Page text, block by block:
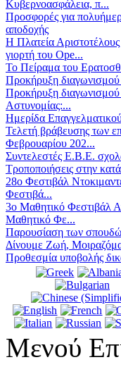
Κυβερνοασφάλεια, π...
Προσφορές για
αποδοχής
Η Πλατεία
γιορτή του Ope...
Το Πείραμα του
Προκήρυξη
Προκήρυξη διαγωνισμού
Αστυνομίας:...
Ημερίδα
Τελετή βράβευσης των
Φεβρουαρίου 202...
Συντελεστές Ε.Β.Ε.
Τροποποιήσεις στην
28ο Φεστιβάλ
Φεστιβά...
3ο Μαθητικό Φεστιβάλ
Μαθητικό Φε...
Παρουσίαση των
Δίνουμε Ζωή,
Προθεσμία υποβολής
Μενού